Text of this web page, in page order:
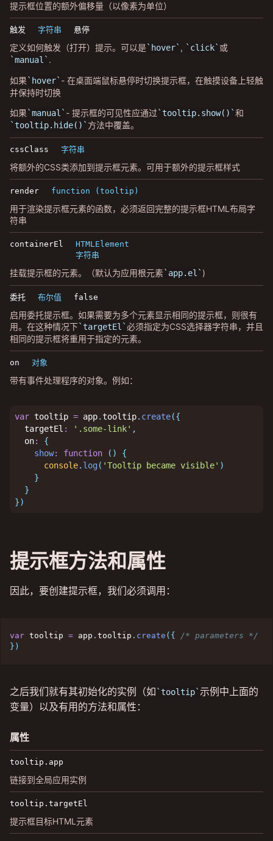
提示框位置的额外偏移量（以像素为单位）
触发 字符串 悬停
定义如何触发（打开）提示。可以是 hover , click 或
manual
.
如果
hover - 在桌面端鼠标悬停时切换提示框，在触摸设备上轻触
并保持时切换
如果 manual - 提示框的可见性应通过 tooltip.show() 和
tooltip.hide() 方法中覆盖。
cssClass 字符串
将额外的CSS类添加到提示框元素。可用于额外的提示框样式
render function (tooltip)
用于渲染提示框元素的函数，必须返回完整的提示框HTML布局字
符串
containerEl
HTMLElement
字符串
挂载提示框的元素。（默认为应用根元素 app.el )
委托 布尔值 false
启用委托提示框。如果需要为多个元素显示相同的提示框，则很有
用。在这种情况下 targetEl
必须指定为CSS选择器字符串，并且
相同的提示框将重用于指定的元素。
on 对象
带有事件处理程序的对象。例如：
var tooltip = app.tooltip. create({
  targetEl
: '.some-link' ,
  on
:
{
show: function ( )
{
console. log( 'Tooltip became visible' )
}
}
})
提示框方法和属性
因此，要创建提示框，我们必须调用：
var tooltip = app . tooltip . create ( {
/* parameters */
} )
之后我们就有其初始化的实例（如 tooltip 示例中上面的
变量）以及有用的方法和属性：
属性
tooltip.app
链接到全局应用实例
tooltip.targetEl
提示框目标HTML元素